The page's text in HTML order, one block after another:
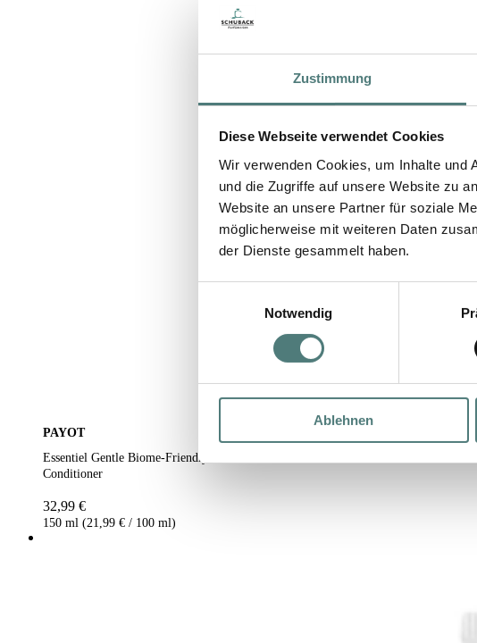
Zustimmung
Diese Webseite verwendet Cookies
Wir verwenden Cookies, um Inhalte und
und die Zugriffe auf unsere Website zu
Website an unsere Partner für soziale
möglicherweise mit weiteren Daten
der Dienste gesammelt haben.
Notwendig
Ablehnen
PAYOT
Essentiel Gentle Biome-Friendly Conditioner
Conditioner
32,99 €
150 ml (21,99 € / 100 ml)